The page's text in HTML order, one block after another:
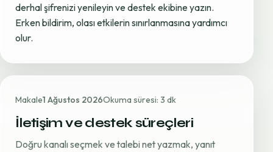
derhal şifrenizi yenileyin ve destek ekibine yazın.
Erken bildirim, olası etkilerin sınırlanmasına yardımcı
olur.
Makale1 Ağustos 2026Okuma süresi: 3 dk
İletişim ve destek süreçleri
Doğru kanalı seçmek ve talebi net yazmak, yanıt